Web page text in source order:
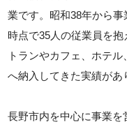
業です。昭和38年から
時点で35人の従業員を
トランやカフェ、ホテ
へ納入してきた実績があ
長野市内を中心に事業